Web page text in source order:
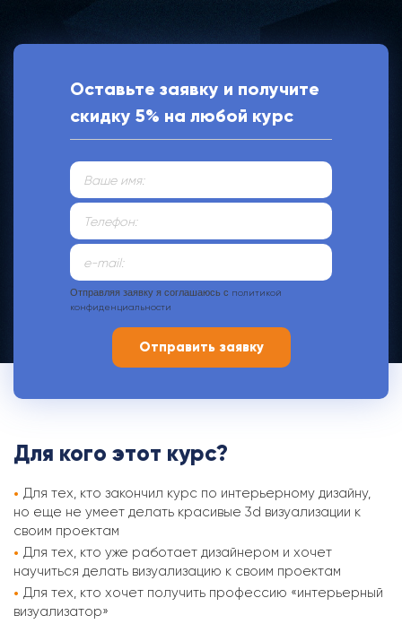
Оставьте заявку и получите
скидку 5% на любой курс
Отправляя заявку я соглашаюсь с политикой
конфиденциальности
Для кого этот курс?
Для тех, кто закончил курс по интерьерному дизайну,
но еще не умеет делать красивые 3d визуализации к
своим проектам
Для тех, кто уже работает дизайнером и хочет
научиться делать визуализацию к своим проектам
Для тех, кто хочет получить профессию «интерьерный
визуализатор»